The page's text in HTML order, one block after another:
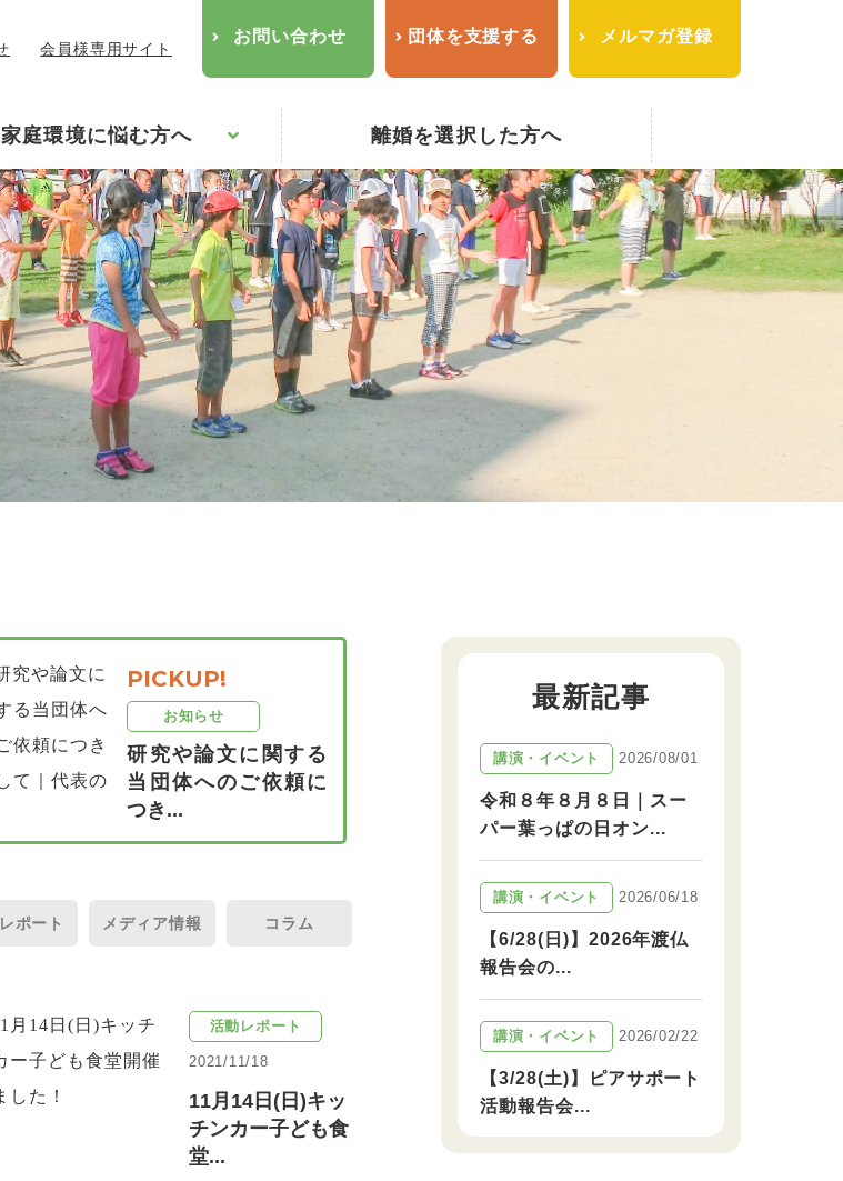
会員様専用サイト
お問い合わせ 団体を支援する メルマガ登録
家庭環境に悩む方へ 離婚を選択した方へ
PICKUP!
お知らせ
研究や論文に関する
当団体へのご依頼に
つき...
レポート メディア情報 コラム
活動レポート
2021/11/18
11月14日(日)キッ
チンカー子ども食
堂...
最新記事
講演・イベント 2026/08/01
令和８年８月８日｜スー
パー葉っぱの日オン...
講演・イベント 2026/06/18
【6/28(日)】2026年渡仏
報告会の...
講演・イベント 2026/02/22
【3/28(土)】ピアサポート
活動報告会...